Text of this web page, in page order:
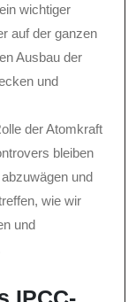
wichtiger
auf der ganzen
Ausbau der
und
der Atomkraft
bleiben
und
wie wir
und